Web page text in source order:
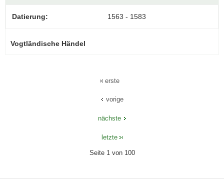
Datierung: 1563 - 1583
Vogtländische Händel
erste
vorige
Seite 1 von 100
nächste
letzte